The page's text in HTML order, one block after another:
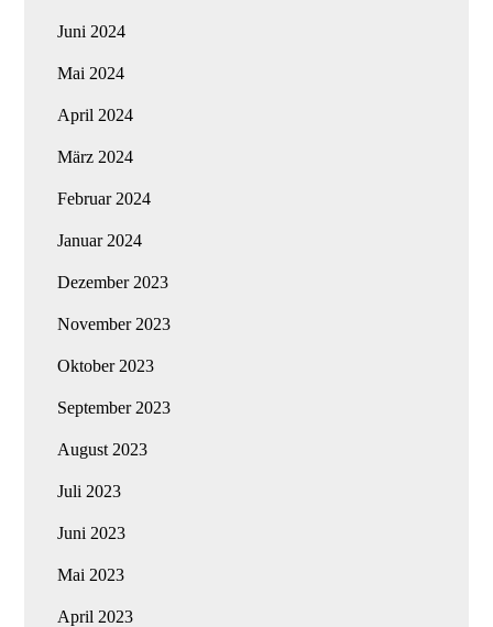
Juni 2024
Mai 2024
April 2024
März 2024
Februar 2024
Januar 2024
Dezember 2023
November 2023
Oktober 2023
September 2023
August 2023
Juli 2023
Juni 2023
Mai 2023
April 2023